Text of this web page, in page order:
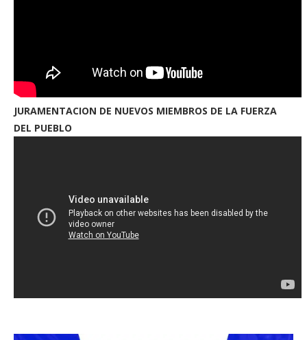
JURAMENTACION DE NUEVOS MIEMBROS DE LA FUERZA
DEL PUEBLO